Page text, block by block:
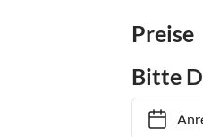
Preise
Bitte